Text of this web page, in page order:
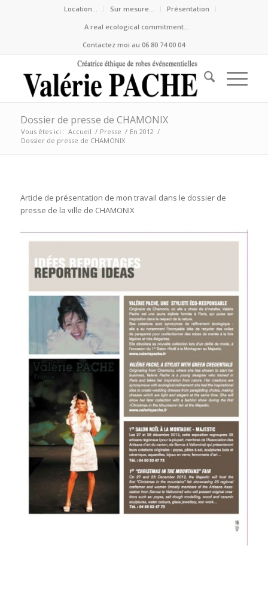
Location… Sur mesure…
Présentation
A real ecological commitment…
Contactez moi au 06 80 74 00 04
Dossier de presse de CHAMONIX
Vous êtes ici : Accueil / Presse / En 2012 /
Dossier de presse de CHAMONIX
Article de présentation de mon travail dans le dossier de
presse de la ville de CHAMONIX